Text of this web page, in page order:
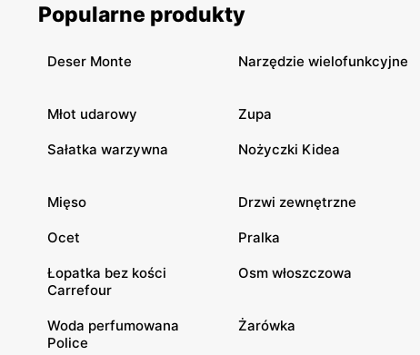
Popularne produkty
Deser Monte Narzędzie wielofunkcyjne
Młot udarowy Zupa
Sałatka warzywna Nożyczki Kidea
Mięso Drzwi zewnętrzne
Ocet Pralka
Łopatka bez kości
Carrefour
Osm włoszczowa
Woda perfumowana
Police
Żarówka